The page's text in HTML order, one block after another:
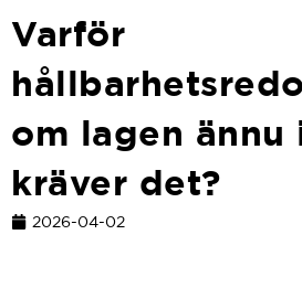
Varför
om lagen ännu
kräver det?
2026-04-02